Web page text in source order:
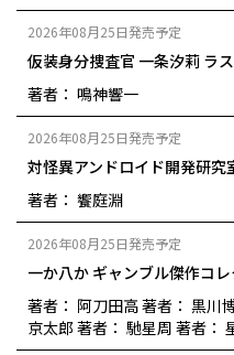
2026年08月25日発売予定
仮装身分捜査官 一条汐莉 ラ
著者： 鳴神響一
2026年08月25日発売予定
対怪異アンドロイド開発研究
著者： 饗庭淵
2026年08月25日発売予定
一か八か ギャンブル傑作コ
著者： 阿刀田高著者： 黒川
京太郎 著者： 馳星周 著者：